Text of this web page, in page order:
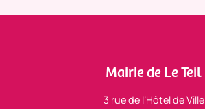
Mairie de Le Teil
3 rue de l’Hôtel de Ville